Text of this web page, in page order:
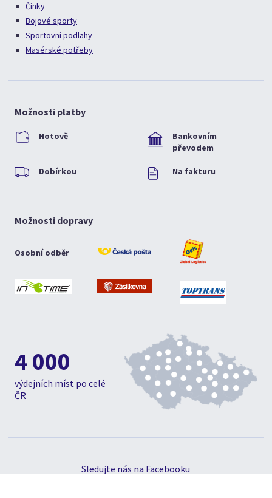
Činky
Bojové sporty
Sportovní podlahy
Masérské potřeby
Možnosti platby
Hotově
Bankovním
převodem
Dobírkou Na fakturu
Možnosti dopravy
Osobní odběr
4 000
výdejních míst po celé
ČR
Sledujte nás na Facebooku